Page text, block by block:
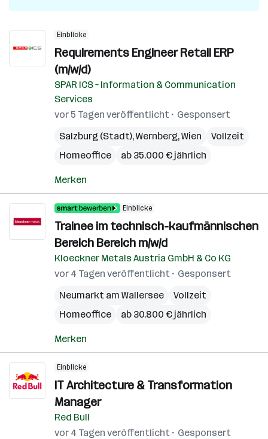
Einblicke
Requirements Engineer Retail ERP
(m/w/d)
SPAR ICS – Information & Communication
Services
vor 5 Tagen veröffentlicht
Gesponsert
Salzburg (Stadt),Wernberg,Wien
Vollzeit
Homeoffice
ab 35.000 € jährlich
Merken
Einblicke
Trainee im technisch-kaufmännischen
Bereich Bereich m/w/d
Kloeckner Metals Austria GmbH & Co KG
vor 4 Tagen veröffentlicht
Gesponsert
Neumarkt am Wallersee
Vollzeit
Homeoffice
ab 30.800 € jährlich
Merken
Einblicke
IT Architecture & Transformation
Manager
Red Bull
vor 4 Tagen veröffentlicht
Gesponsert